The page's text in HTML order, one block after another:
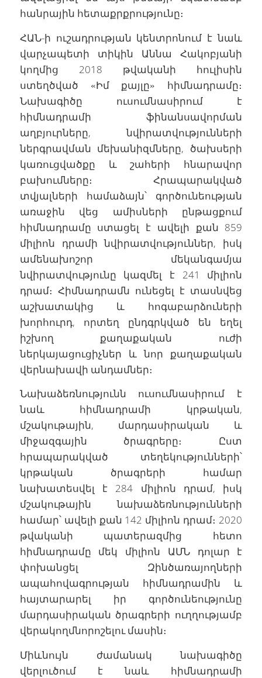
հանրային հետաքրքրությունը։
ՀԱՆ-ի ուշադրության կենտրոնում է նաև
վարչապետի տիկին Աննա Հակոբյանի
կողմից 2018 թվականի հուլիսին
ստեղծված «Իմ քայլը» հիմնադրամը։
Նախագիծը ուսումնասիրում է
հիմնադրամի ֆինանսավորման
աղբյուրները, նվիրատվությունների
ներգրավման մեխանիզմները, ծախսերի
կառուցվածքը և շահերի հնարավոր
բախումները։ Հրապարակված
տվյալների համաձայն՝ գործունեության
առաջին վեց ամիսների ընթացքում
հիմնադրամը ստացել է ավելի քան 859
միլիոն դրամի նվիրատվություններ, իսկ
ամենախոշոր մեկանգամյա
նվիրատվությունը կազմել է 241 միլիոն
դրամ։ Հիմնադրամն ունեցել է տասնվեց
աշխատակից և հոգաբարձուների
խորհուրդ, որտեղ ընդգրկված են եղել
իշխող քաղաքական ուժի
ներկայացուցիչներ և նոր քաղաքական
վերնախավի անդամներ։
Նախաձեռնությունն ուսումնասիրում է
նաև հիմնադրամի կրթական,
մշակութային, մարդասիրական և
միջազգային ծրագրերը։ Ըստ
հրապարակված տեղեկությունների՝
կրթական ծրագրերի համար
նախատեսվել է 284 միլիոն դրամ, իսկ
մշակութային նախաձեռնությունների
համար՝ ավելի քան 142 միլիոն դրամ։ 2020
թվականի պատերազմից հետո
հիմնադրամը մեկ միլիոն ԱՄՆ դոլար է
փոխանցել Զինծառայողների
ապահովագրության հիմնադրամին և
հայտարարել իր գործունեությունը
մարդասիրական ծրագրերի ուղղությամբ
վերակողմնորոշելու մասին։
Միևնույն ժամանակ նախագիծը
վերլուծում է նաև հիմնադրամի